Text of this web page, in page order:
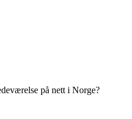
på nett i Norge?